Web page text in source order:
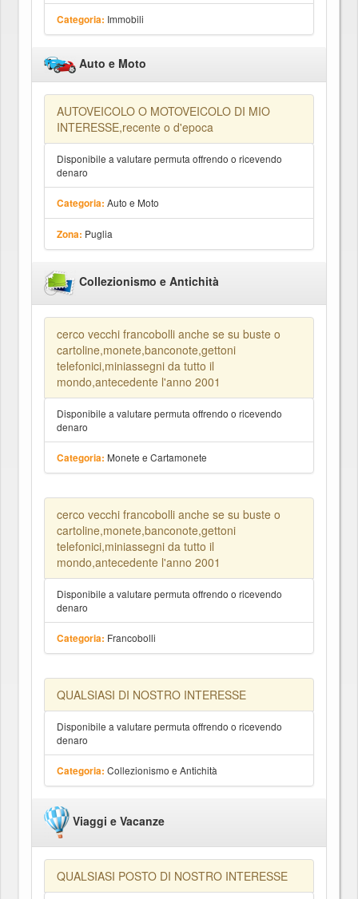
Categoria: Immobili
Auto e Moto
AUTOVEICOLO O MOTOVEICOLO DI MIO
INTERESSE,recente o d'epoca
Disponibile a valutare permuta offrendo o ricevendo
denaro
Categoria: Auto e Moto
Zona: Puglia
Collezionismo e Antichità
cerco vecchi francobolli anche se su buste o
cartoline,monete,banconote,gettoni
telefonici,miniassegni da tutto il
mondo,antecedente l'anno 2001
Disponibile a valutare permuta offrendo o ricevendo
denaro
Categoria: Monete e Cartamonete
cerco vecchi francobolli anche se su buste o
cartoline,monete,banconote,gettoni
telefonici,miniassegni da tutto il
mondo,antecedente l'anno 2001
Disponibile a valutare permuta offrendo o ricevendo
denaro
Categoria: Francobolli
QUALSIASI DI NOSTRO INTERESSE
Disponibile a valutare permuta offrendo o ricevendo
denaro
Categoria: Collezionismo e Antichità
Viaggi e Vacanze
QUALSIASI POSTO DI NOSTRO INTERESSE